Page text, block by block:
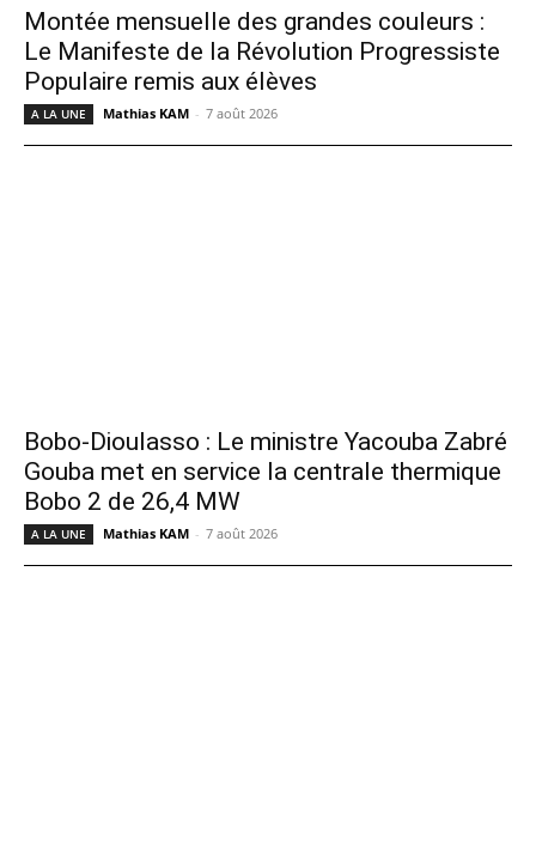
Montée mensuelle des grandes couleurs :
Le Manifeste de la Révolution Progressiste
Populaire remis aux élèves
A LA UNE Mathias KAM - 7 août 2026
Bobo-Dioulasso : Le ministre Yacouba Zabré
Gouba met en service la centrale thermique
Bobo 2 de 26,4 MW
A LA UNE Mathias KAM - 7 août 2026